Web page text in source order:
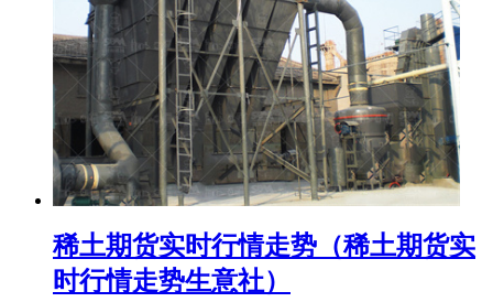
稀土期货实时行情走势（稀土期货实
时行情走势生意社）